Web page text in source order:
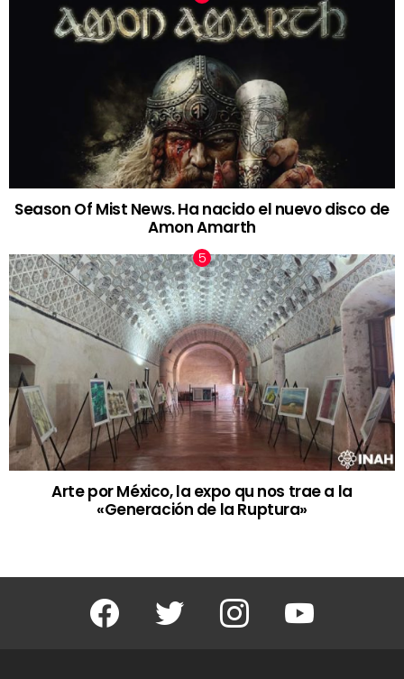
Season Of Mist News. Ha nacido el nuevo disco de
Amon Amarth
Arte por México, la expo qu nos trae a la
«Generación de la Ruptura»
Facebook Twitter Instagram Youtube